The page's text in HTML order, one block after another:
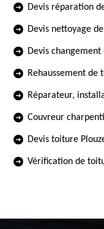
Devis réparation
Devis nettoyage
Devis
Rehaussement de
Réparateur,
Couvreur
Devis toiture
Vérification de